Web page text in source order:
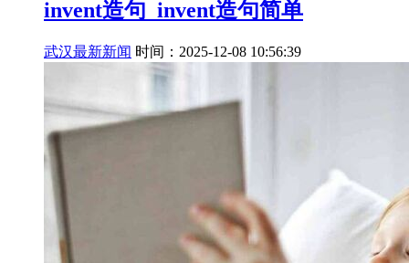
invent造句_invent造句简单
武汉最新新闻 时间：2025-12-08 10:56:39